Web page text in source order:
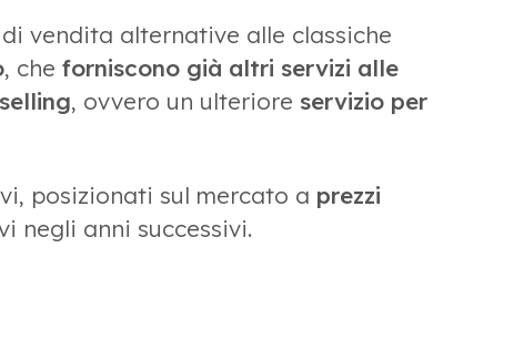
vendita alternative alle classiche
, che forniscono già altri servizi alle
, ovvero un ulteriore servizio per
posizionati sul mercato a prezzi
negli anni successivi.